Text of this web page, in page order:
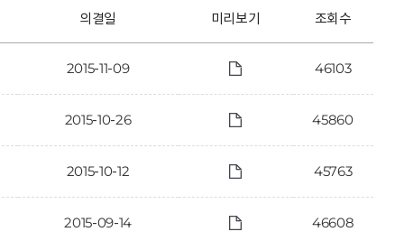
의결일 미리보기 조회수
2015-11-09 46103
2015-10-26 45860
2015-10-12 45763
2015-09-14 46608